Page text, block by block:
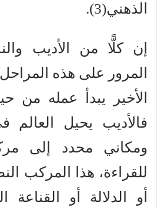
الذهني(3).
إن كلًّا من الأديب
المرور على هذه
الأخير يبدأ عمله من
فالأديب يحيل
ومكاني محدد إلى
للقراءة، هذا المركب
أو الدلالة أو القناعة